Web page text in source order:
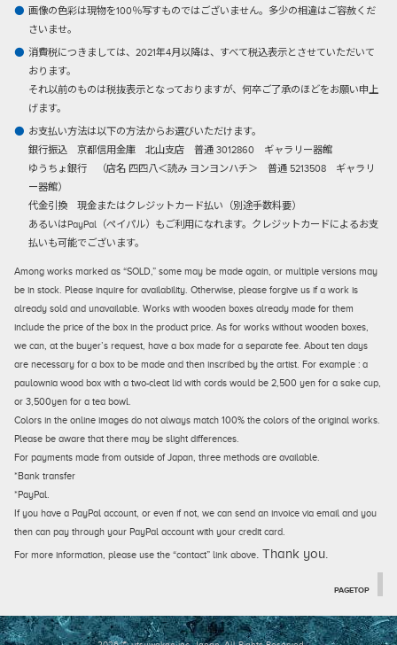
画像の色彩は現物を100％写すものではございません。多少の相違はご容赦くだ
さいませ。
消費税につきましては、2021年4月以降は、すべて税込表示とさせていただいて
おります。
それ以前のものは税抜表示となっておりますが、何卒ご了承のほどをお願い申上
げます。
お支払い方法は以下の方法からお選びいただけます。
銀行振込京都信用金庫 北山支店 普通 3012860 ギャラリー器館
ゆうちょ銀行 （店名 四四八＜読み ヨンヨンハチ＞ 普通 5213508 ギャラリ
ー器館）
代金引換現金またはクレジットカード払い（別途手数料要）
あるいはPayPal（ペイパル）もご利用になれます。クレジットカードによるお支
払いも可能でございます。
Among works marked as “SOLD,” some may be made again, or multiple versions may
be in stock. Please inquire for availability. Otherwise, please forgive us if a work is
already sold and unavailable. Works with wooden boxes already made for them
include the price of the box in the product price. As for works without wooden boxes,
we can, at the buyer’s request, have a box made for a separate fee. About ten days
are necessary for a box to be made and then inscribed by the artist. For example : a
paulownia wood box with a two-cleat lid with cords would be 2,500 yen for a sake cup,
or 3,500yen for a tea bowl.
Colors in the online images do not always match 100% the colors of the original works.
Please be aware that there may be slight differences.
For payments made from outside of Japan, three methods are available.
*Bank transfer
*PayPal.
If you have a PayPal account, or even if not, we can send an invoice via email and you
then can pay through your PayPal account with your credit card.
For more information, please use the “contact” link above. Thank you.
PAGETOP